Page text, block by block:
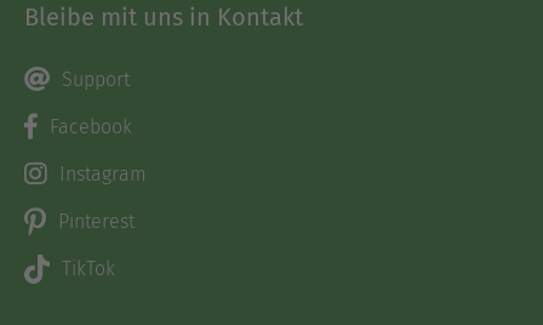
Bleibe mit uns in Kontakt
Support
Facebook
Instagram
Pinterest
TikTok